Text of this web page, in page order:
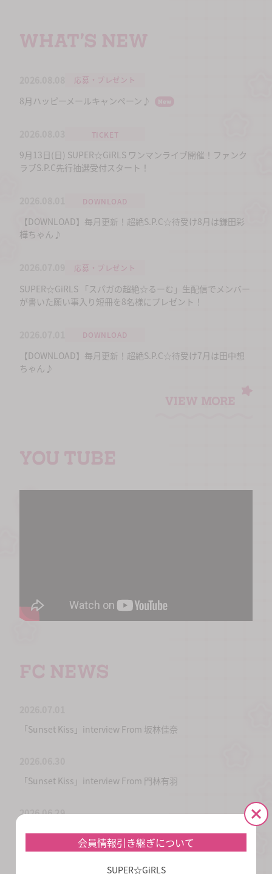
会員情報引き継ぎについて
SUPER☆GiRLS
WHAT’S NEW
応募・プレゼント
8月ハッピーメールキャンペーン♪ New
TICKET
9月13日(日) SUPER☆GiRLS ワンマンライブ開催！ファンク
ラブS.P.C先行抽選受付スタート！
DOWNLOAD
【DOWNLOAD】毎月更新！超絶S.P.C☆待受け8月は鎌田彩
樺ちゃん♪
応募・プレゼント
SUPER☆GiRLS 「スパガの超絶☆るーむ」生配信でメンバー
が書いた願い事入り短冊を8名様にプレゼント！
DOWNLOAD
【DOWNLOAD】毎月更新！超絶S.P.C☆待受け7月は田中想
ちゃん♪
VIEW MORE
YOU TUBE
FC NEWS
「Sunset Kiss」interview From 坂林佳奈
「Sunset Kiss」interview From 門林有羽
2026.06.29
「Sunset Kiss」interview From 竹内ななみ